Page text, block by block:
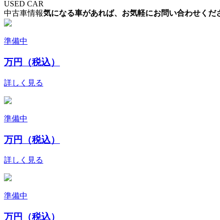
USED CAR
中古車情報気になる車があれば、お気軽にお問い合わせくだ
準備中
万円（税込）
詳しく見る
準備中
万円（税込）
詳しく見る
準備中
万円（税込）